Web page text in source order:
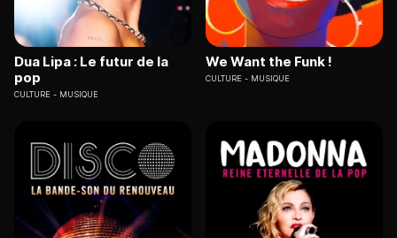
Dua Lipa : Le futur de la
pop
CULTURE MUSIQUE
We Want the Funk !
CULTURE MUSIQUE